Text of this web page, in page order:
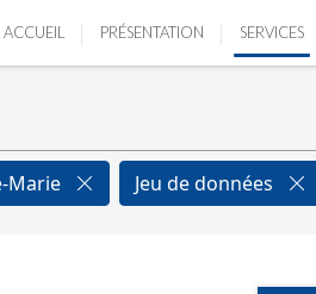
ACCUEIL PRÉSENTATION SERVICES
Marie Jeu de données